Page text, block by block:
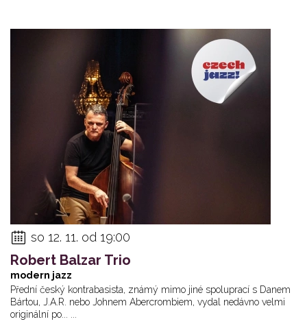
so 12. 11. od 19:00
Robert Balzar Trio
modern jazz
Přední český kontrabasista, známý mimo jiné spoluprací s Danem
Bártou, J.A.R. nebo Johnem Abercrombiem, vydal nedávno velmi
originální po... ...